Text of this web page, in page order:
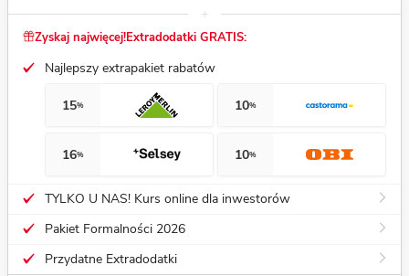
Zyskaj najwięcej!Extradodatki GRATIS:
Najlepszy extrapakiet rabatów
15% 10%
16% 10%
TYLKO U NAS! Kurs online dla inwestorów
Pakiet Formalności 2026
Przydatne Extradodatki